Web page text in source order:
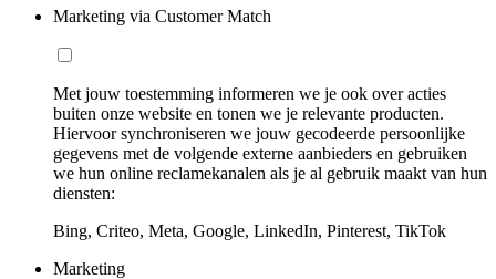
Marketing via Customer Match
Met jouw toestemming informeren we je ook over acties
buiten onze website en tonen we je relevante producten.
Hiervoor synchroniseren we jouw gecodeerde persoonlijke
gegevens met de volgende externe aanbieders en gebruiken
we hun online reclamekanalen als je al gebruik maakt van hun
diensten:
Bing, Criteo, Meta, Google, LinkedIn, Pinterest, TikTok
Marketing